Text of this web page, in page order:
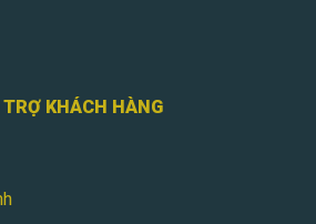
TRỢ KHÁCH HÀNG